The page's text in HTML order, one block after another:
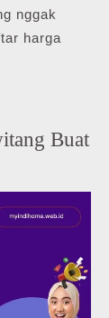
nggak
harga
Buat